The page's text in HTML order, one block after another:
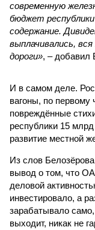
современную
бюджет
содержание.
выплачивались,
дороги», – добавил
И в самом деле.
вагоны, по первому
повреждённые
республики 15
развитие местной
Из слов
вывод о том, что
деловой
инвестировало, а
зарабатывало
выходит, никак не